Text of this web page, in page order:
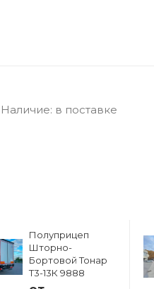
в поставке
Полуприцеп
Шторно-
Бортовой Тонар
Т3-13К 9888